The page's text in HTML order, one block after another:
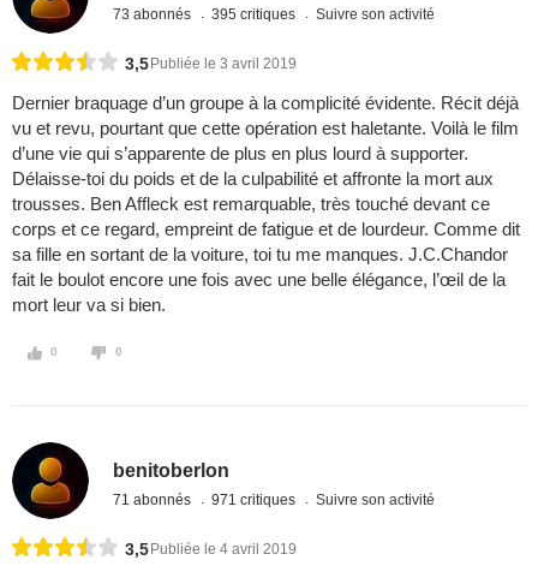
73 abonnés 395 critiques Suivre son activité
3,5 Publiée le 3 avril 2019
Dernier braquage d’un groupe à la complicité évidente. Récit déjà
vu et revu, pourtant que cette opération est haletante. Voilà le film
d’une vie qui s’apparente de plus en plus lourd à supporter.
Délaisse-toi du poids et de la culpabilité et affronte la mort aux
trousses. Ben Affleck est remarquable, très touché devant ce
corps et ce regard, empreint de fatigue et de lourdeur. Comme dit
sa fille en sortant de la voiture, toi tu me manques. J.C.Chandor
fait le boulot encore une fois avec une belle élégance, l’œil de la
mort leur va si bien.
0 0
benitoberlon
71 abonnés 971 critiques Suivre son activité
3,5 Publiée le 4 avril 2019